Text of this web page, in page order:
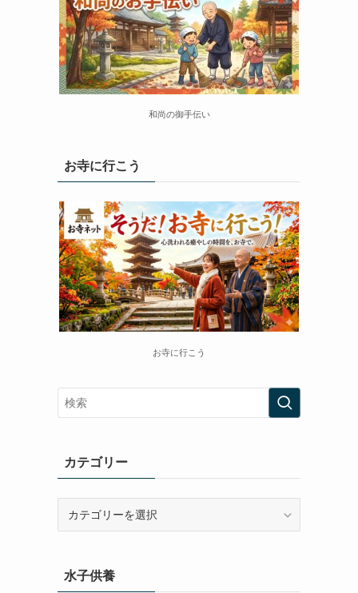
和尚の御手伝い
お寺に行こう
お寺に行こう
カテゴリー
ー水子供養